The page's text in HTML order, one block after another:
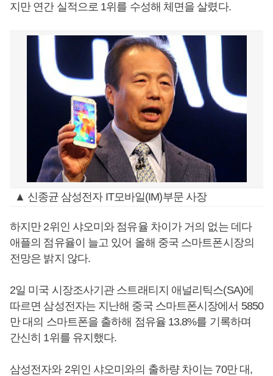
지만 연간 실적으로 1위를 수성해 체면을 살렸다.
▲ 신종균 삼성전자 IT모바일(IM)부문 사장
하지만 2위인 샤오미와 점유율 차이가 거의 없는 데다
애플의 점유율이 늘고 있어 올해 중국 스마트폰시장의
전망은 밝지 않다.
2일 미국 시장조사기관 스트래티지 애널리틱스(SA)에
따르면 삼성전자는 지난해 중국 스마트폰시장에서 5850
만 대의 스마트폰을 출하해 점유율 13.8%를 기록하며
간신히 1위를 유지했다.
삼성전자와 2위인 샤오미와의 출하량 차이는 70만 대,